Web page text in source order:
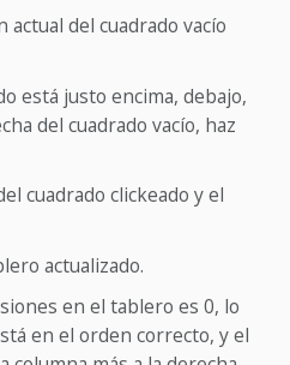
actual del cuadrado vacío
está justo encima, debajo,
del cuadrado vacío, haz
cuadrado clickeado y el
actualizado.
en el tablero es 0, lo
en el orden correcto, y el